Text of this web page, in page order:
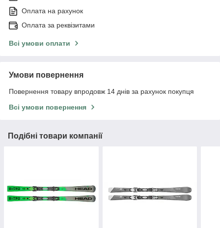
Оплата на рахунок
Оплата за реквізитами
Всі умови оплати
Умови повернення
Повернення товару впродовж 14 днів за рахунок покупця
Всі умови повернення
Подібні товари компанії